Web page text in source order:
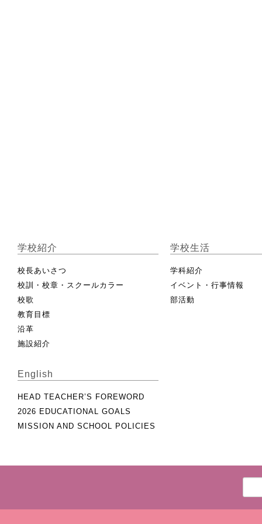
学校紹介
校長あいさつ
校訓・校章・スクールカラー
校歌
教育目標
沿革
施設紹介
学校生活
学科紹介
イベント・行事情報
部活動
English
HEAD TEACHER’S FOREWORD
2026 EDUCATIONAL GOALS
MISSION AND SCHOOL POLICIES